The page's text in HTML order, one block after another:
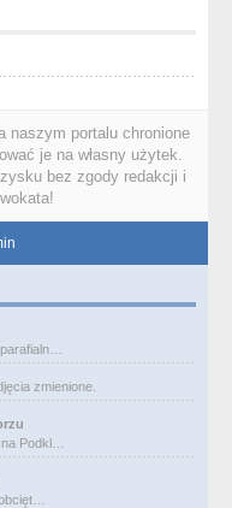
naszym portalu chronione
je na własny użytek.
bez zgody redakcji i
zmienione.
Podkl…